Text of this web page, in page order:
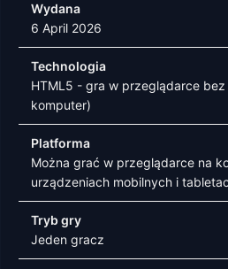
Wydana
6 April 2026
Technologia
HTML5 - gra w przeglądarce
komputer)
Platforma
Można grać w przeglądarce na
urządzeniach mobilnych i
Tryb gry
Jeden gracz